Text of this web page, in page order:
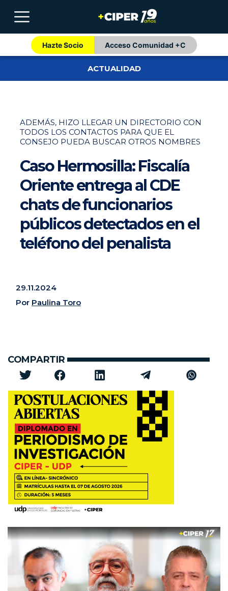
Hazte Socio Acceso Comunidad +C
ACTUALIDAD
ADEMÁS, HIZO LLEGAR UN DIRECTORIO CON
TODOS LOS CONTACTOS PARA QUE EL
CONSEJO PUEDA BUSCAR OTROS NOMBRES
Caso Hermosilla: Fiscalía
Oriente entrega al CDE
chats de funcionarios
públicos detectados en el
teléfono del penalista
29.11.2024
Por Paulina Toro
COMPARTIR